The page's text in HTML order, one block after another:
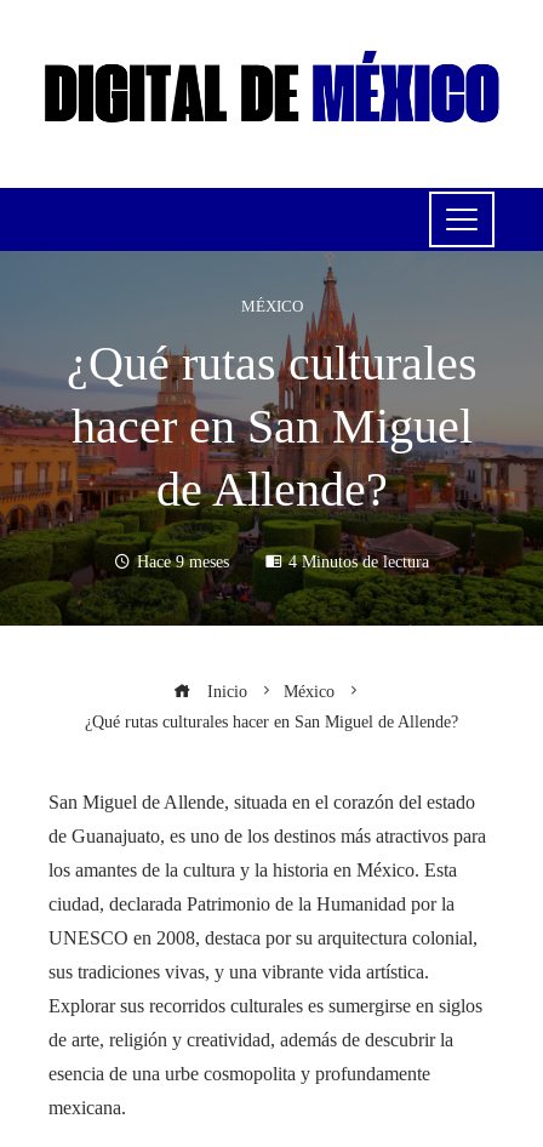
MÉXICO
¿Qué rutas culturales
hacer en San Miguel
de Allende?
Hace 9 meses 4 Minutos de lectura
Inicio
México
¿Qué rutas culturales hacer en San Miguel de Allende?
San Miguel de Allende, situada en el corazón del estado
de Guanajuato, es uno de los destinos más atractivos para
los amantes de la cultura y la historia en México. Esta
ciudad, declarada Patrimonio de la Humanidad por la
UNESCO en 2008, destaca por su arquitectura colonial,
sus tradiciones vivas, y una vibrante vida artística.
Explorar sus recorridos culturales es sumergirse en siglos
de arte, religión y creatividad, además de descubrir la
esencia de una urbe cosmopolita y profundamente
mexicana.